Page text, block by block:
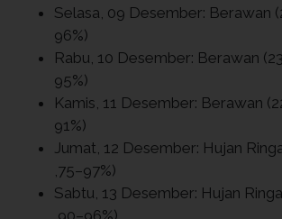
Selasa, 09 Desember: Berawan
96%)
Rabu, 10 Desember: Berawan
95%)
Kamis, 11 Desember: Berawan
91%)
Jumat, 12 Desember: Hujan
,75–97%)
Sabtu, 13 Desember: Hujan
,90–96%)